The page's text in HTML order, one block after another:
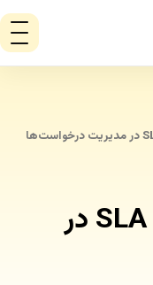
پارادوکس استفاده از SLA در